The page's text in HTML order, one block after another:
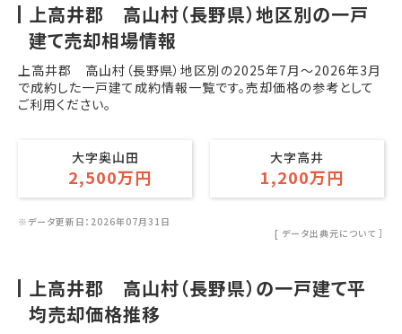
上高井郡 高山村（長野県）地区別の一戸
建て売却相場情報
上高井郡 高山村（長野県）地区別の2025年7月～2026年3月
で成約した一戸建て成約情報一覧です。売却価格の参考として
ご利用ください。
大字奥山田
2,500万円
大字高井
1,200万円
※データ更新日：2026年07月31日
[ データ出典元について ］
上高井郡 高山村（長野県）の一戸建て平
均売却価格推移